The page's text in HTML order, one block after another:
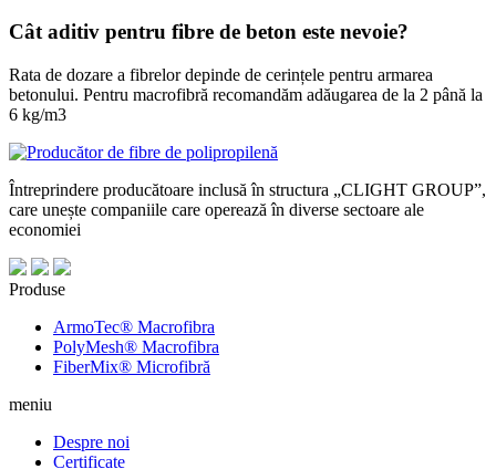
Cât aditiv pentru fibre de beton este nevoie?
Rata de dozare a fibrelor depinde de cerințele pentru armarea
betonului. Pentru macrofibră recomandăm adăugarea de la 2 până la
6 kg/m3
Întreprindere producătoare inclusă în structura „CLIGHT GROUP”,
care unește companiile care operează în diverse sectoare ale
economiei
Produse
ArmoTec® Macrofibra
PolyMesh® Macrofibra
FiberMix® Microfibră
meniu
Despre noi
Certificate